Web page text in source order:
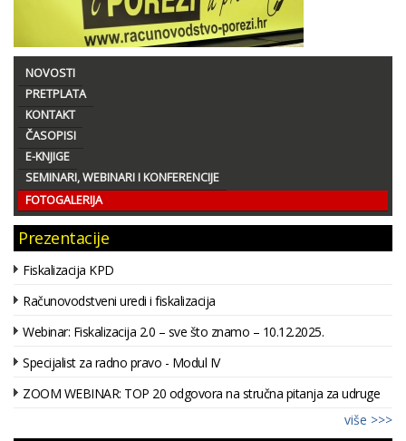
NOVOSTI
PRETPLATA
KONTAKT
ČASOPISI
E-KNJIGE
SEMINARI, WEBINARI I KONFERENCIJE
FOTOGALERIJA
Prezentacije
Fiskalizacija KPD
Računovodstveni uredi i fiskalizacija
Webinar: Fiskalizacija 2.0 – sve što znamo – 10.12.2025.
Specijalist za radno pravo - Modul IV
ZOOM WEBINAR: TOP 20 odgovora na stručna pitanja za udruge
više >>>